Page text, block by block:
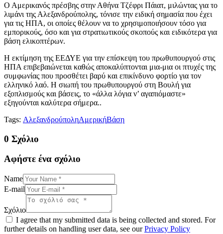
Ο Αμερικανός πρέσβης στην Αθήνα Τζέφρι Πάιατ, μιλώντας για το
λιμάνι της Αλεξανδρούπολης, τόνισε την ειδική σημασία που έχει
για τις ΗΠΑ, οι οποίες θέλουν να το χρησιμοποιήσουν τόσο για
εμπορικούς, όσο και για στρατιωτικούς σκοπούς και ειδικότερα για
βάση ελικοπτέρων.
Η εκτίμηση της ΕΕΔΥΕ για την επίσκεψη του πρωθυπουργού στις
ΗΠΑ επιβεβαιώνεται καθώς αποκαλύπτονται μια-μια οι πτυχές της
συμφωνίας που προσθέτει βαρύ και επικίνδυνο φορτίο για τον
ελληνικό λαό. Η σιωπή του πρωθυπουργού στη Βουλή για
εξοπλισμούς και βάσεις, το «άλλα λόγια ν’ αγαπιόμαστε»
εξηγούνται καλύτερα σήμερα..
Tags: ΑλεξανδρούποληΑμερικήΒάση
0 Σχόλιο
Αφήστε ένα σχόλιο
Name
E-mail
Σχόλιο
I agree that my submitted data is being collected and stored. For
further details on handling user data, see ourPrivacy Policy